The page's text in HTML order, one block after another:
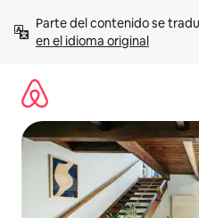
contenido
Parte del contenido se
en el idioma original